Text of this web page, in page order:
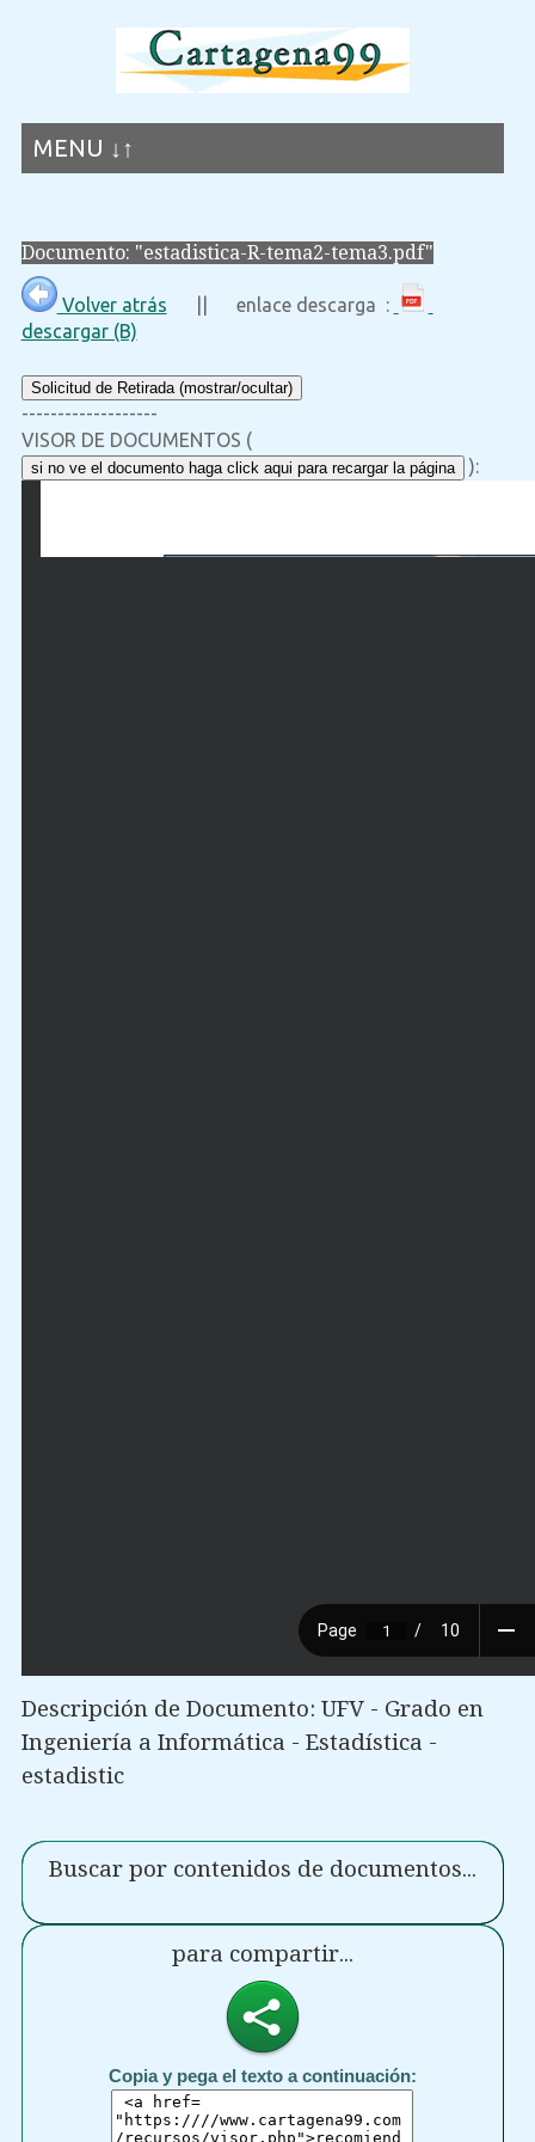
MENU ↓↑
Documento: "estadistica-R-tema2-tema3.pdf"
Volver atrás || enlace descarga :
descargar (B)
Solicitud de Retirada (mostrar/ocultar)
-------------------
VISOR DE DOCUMENTOS (
si no ve el documento haga click aqui para recargar la página ):
Descripción de Documento: UFV - Grado en
Ingeniería a Informática - Estadística -
estadistic
Buscar por contenidos de documentos...
para compartir...
Copia y pega el texto a continuación: